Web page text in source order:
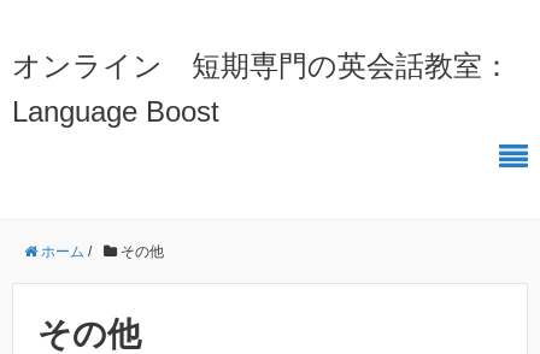
オンライン 短期専門の英会話教室：
Language Boost
ホーム / その他
その他